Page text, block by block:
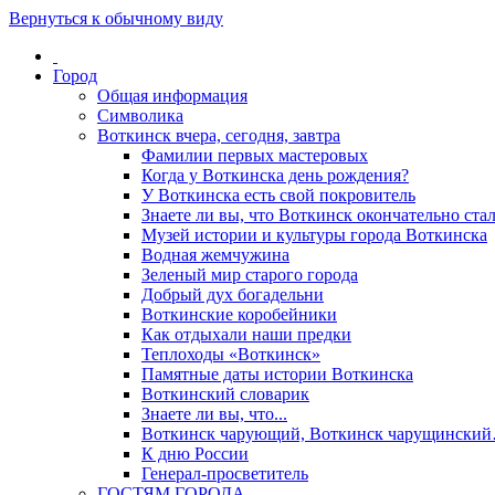
Вернуться к обычному виду
Город
Общая информация
Символика
Воткинск вчера, сегодня, завтра
Фамилии первых мастеровых
Когда у Воткинска день рождения?
У Воткинска есть свой покровитель
Знаете ли вы, что Воткинск окончательно
Музей истории и культуры города Воткинска
Водная жемчужина
Зеленый мир старого города
Добрый дух богадельни
Воткинские коробейники
Как отдыхали наши предки
Теплоходы «Воткинск»
Памятные даты истории Воткинска
Воткинский словарик
Знаете ли вы, что...
Воткинск чарующий, Воткинск
К дню России
Генерал-просветитель